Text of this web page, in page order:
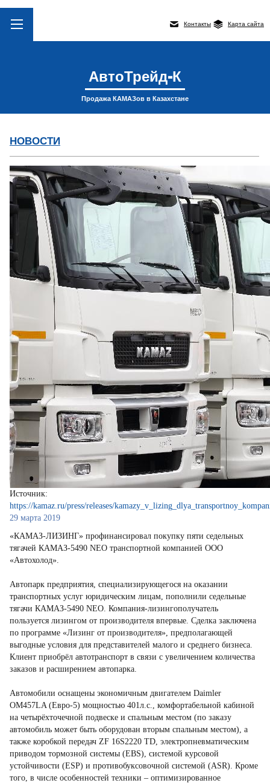
Контакты Карта сайта
АвтоТрейд-К
Продажа КАМАЗов в Казахстане
НОВОСТИ
Источник:
https://kamaz.ru/press/releases/
29 марта 2019
«КАМАЗ-ЛИЗИНГ» профинансировал покупку пяти седельных
тягачей КАМАЗ-5490 NEO транспортной компанией ООО
«Автохолод».
Автопарк предприятия, специализирующегося на оказании
транспортных услуг юридическим лицам, пополнили седельные
тягачи КАМАЗ-5490 NEO. Компания-лизингополучатель
пользуется лизингом от производителя впервые. Сделка заключена
по программе «Лизинг от производителя», предполагающей
выгодные условия для представителей малого и среднего бизнеса.
Клиент приобрёл автотранспорт в связи с увеличением количества
заказов и расширением автопарка.
Автомобили оснащены экономичным двигателем Daimler
OM457LA (Евро-5) мощностью 401л.с., комфортабельной кабиной
на четырёхточечной подвеске и спальным местом (по заказу
автомобиль может быть оборудован вторым спальным местом), а
также коробкой передач ZF 16S2220 ТD, электропневматическим
приводом тормозной системы (EBS), системой курсовой
устойчивости (ESP) и противобуксовочной системой (ASR). Кроме
того, в числе особенностей техники – оптимизированное